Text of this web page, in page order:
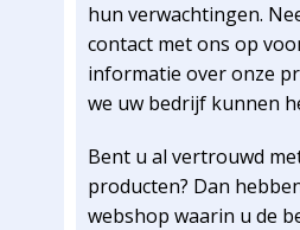
hun verwachtingen.
contact met ons op
informatie over onze
we uw bedrijf kunnen
Bent u al vertrouwd
producten? Dan
webshop waarin u de